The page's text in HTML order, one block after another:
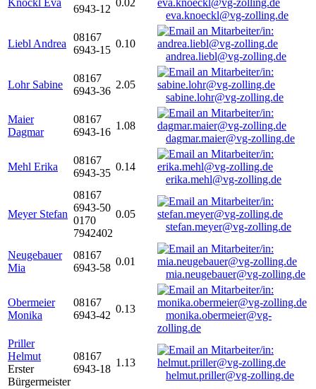
Knöckl Eva
6943-12
0.02
eva.knoeckl@vg-zolling.de
Liebl Andrea
08167
6943-15
0.10
andrea.liebl@vg-zolling.de
Lohr Sabine
08167
6943-36
2.05
sabine.lohr@vg-zolling.de
Maier
Dagmar
08167
6943-16
1.08
dagmar.maier@vg-zolling.de
Mehl Erika
08167
6943-35
0.14
erika.mehl@vg-zolling.de
Meyer Stefan
08167
6943-50
0170
7942402
0.05
stefan.meyer@vg-zolling.de
Neugebauer
Mia
08167
6943-58
0.01
mia.neugebauer@vg-zolling.de
Obermeier
Monika
08167
6943-42
0.13
monika.obermeier@vg-
zolling.de
Priller
Helmut
Erster
Bürgermeister
08167
6943-18
1.13
helmut.priller@vg-zolling.de